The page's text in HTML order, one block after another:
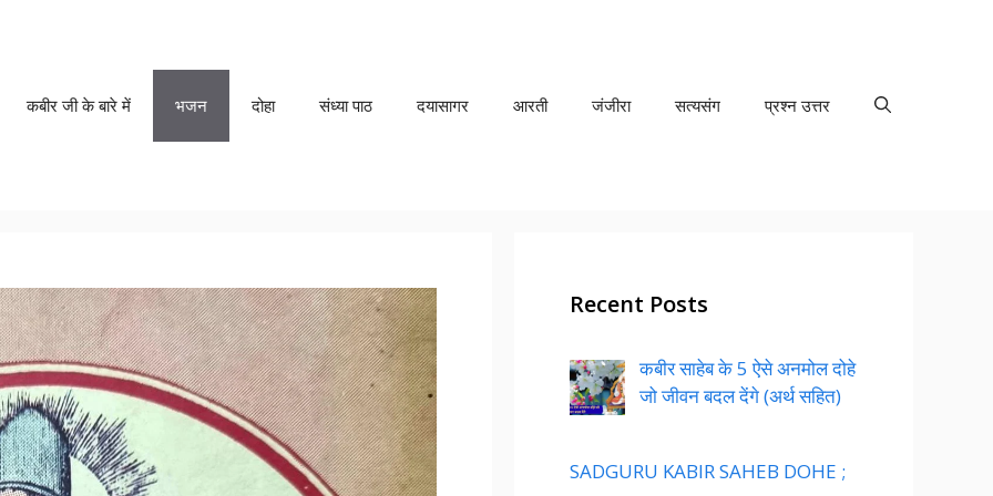
कबीर जी के बारे में भजन दोहा संध्या पाठ दयासागर आरती जंजीरा सत्यसंग प्रश्न उत्तर
Recent Posts
कबीर साहेब के 5 ऐसे अनमोल दोहे
जो जीवन बदल देंगे (अर्थ सहित)
SADGURU KABIR SAHEB DOHE ;